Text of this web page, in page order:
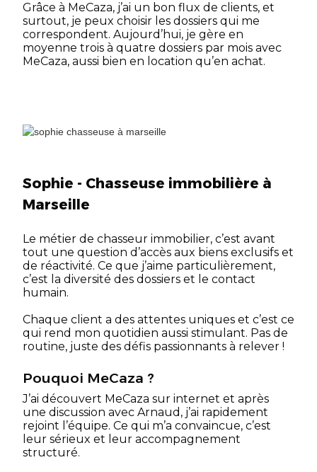
Grâce à MeCaza, j’ai un bon flux de clients, et
surtout, je peux choisir les dossiers qui me
correspondent. Aujourd’hui, je gère en
moyenne trois à quatre dossiers par mois avec
MeCaza, aussi bien en location qu’en achat.
Sophie - Chasseuse immobilière à
Marseille
Le métier de chasseur immobilier, c’est avant
tout une question d’accès aux biens exclusifs et
de réactivité. Ce que j’aime particulièrement,
c’est la diversité des dossiers et le contact
humain.
Chaque client a des attentes uniques et c’est ce
qui rend mon quotidien aussi stimulant. Pas de
routine, juste des défis passionnants à relever !
Pouquoi MeCaza ?
J’ai découvert MeCaza sur internet et après
une discussion avec Arnaud, j’ai rapidement
rejoint l’équipe. Ce qui m’a convaincue, c’est
leur sérieux et leur accompagnement
structuré.